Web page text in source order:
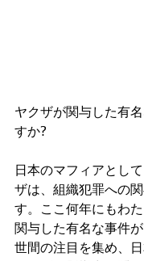
ヤクザが関与した有
すか?
日本のマフィアとし
ザは、組織犯罪への
す。ここ何年にもわ
関与した有名な事件が
世間の注目を集め、